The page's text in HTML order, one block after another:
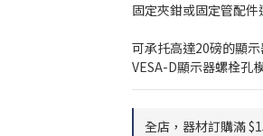
固定夾鉗或固定管配
可承托高達20磅的顯
VESA-D顯示器螺栓孔
全店，器材訂購滿